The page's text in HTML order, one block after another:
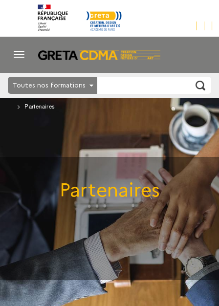
Toutes nos formations
Partenaires
Partenaires